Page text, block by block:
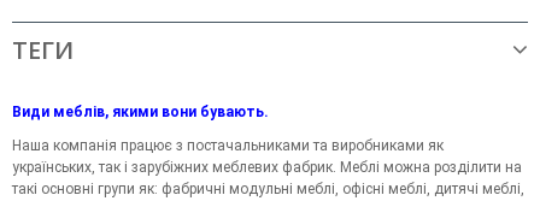
ТЕГИ
Види меблів, якими вони бувають.
Наша компанія працює з постачальниками та виробниками як
українських, так і зарубіжних меблевих фабрик. Меблі можна розділити на
такі основні групи як: фабричні модульні меблі, офісні меблі, дитячі меблі,